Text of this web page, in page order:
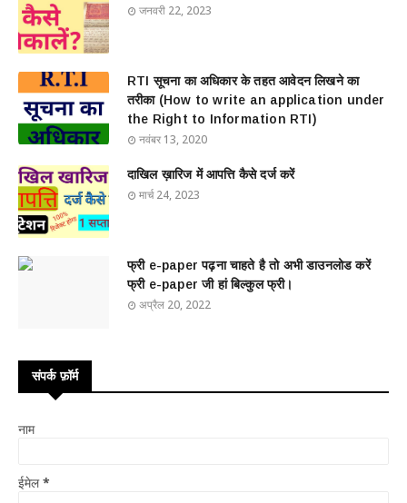
जनवरी 22, 2023
RTI सूचना का अधिकार के तहत आवेदन लिखने का
तरीका (How to write an application under
the Right to Information RTI)
नवंबर 13, 2020
दाखिल ख़ारिज में आपत्ति कैसे दर्ज करें
मार्च 24, 2023
फ्री e-paper पढ़ना चाहते है तो अभी डाउनलोड करें
फ्री e-paper जी हां बिल्कुल फ्री।
अप्रैल 20, 2022
संपर्क फ़ॉर्म
नाम
ईमेल*